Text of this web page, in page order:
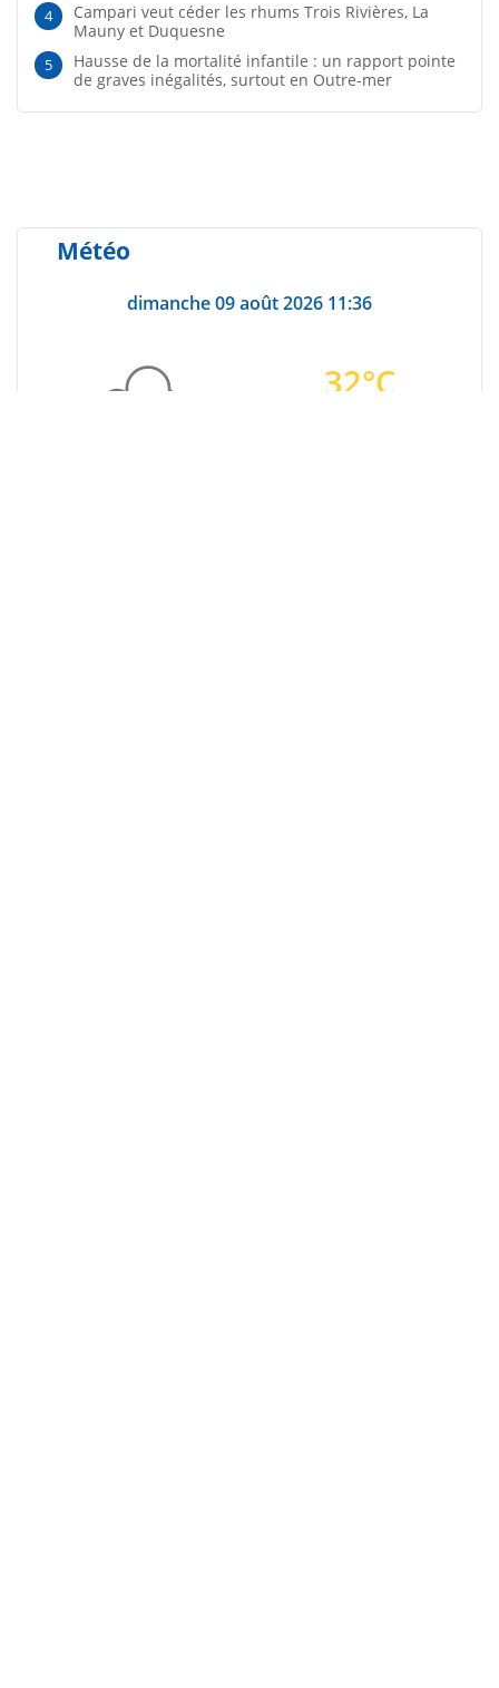
4
Campari veut céder les rhums Trois Rivières, La
Mauny et Duquesne
5
Hausse de la mortalité infantile : un rapport pointe
de graves inégalités, surtout en Outre-mer
Météo
dimanche 09 août 2026 11:36
32°C